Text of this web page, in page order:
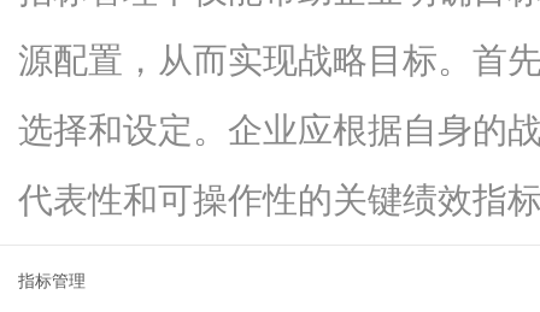
源配置，从而实现战略目标。首
选择和设定。企业应根据自身的
代表性和可操作性的关键绩效指
指标管理